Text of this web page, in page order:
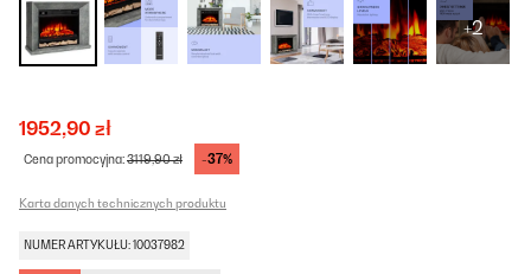
+2
1952,90 zł
Cena promocyjna:3119,90 zł -37%
Karta danych technicznych produktu
NUMER ARTYKUŁU: 10037982